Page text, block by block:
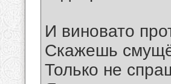
И виновато
Скажешь
Только не